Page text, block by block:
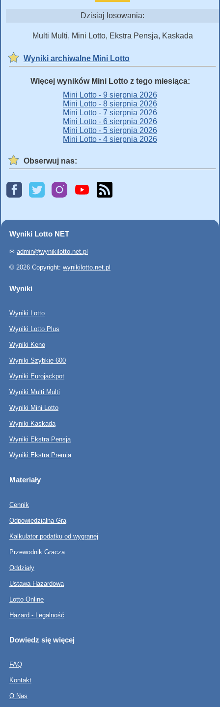
Dzisiaj losowania:
Multi Multi, Mini Lotto, Ekstra Pensja, Kaskada
Wyniki archiwalne Mini Lotto
Więcej wyników Mini Lotto z tego miesiąca:
Mini Lotto - 9 sierpnia 2026
Mini Lotto - 8 sierpnia 2026
Mini Lotto - 7 sierpnia 2026
Mini Lotto - 6 sierpnia 2026
Mini Lotto - 5 sierpnia 2026
Mini Lotto - 4 sierpnia 2026
Obserwuj nas:
Wyniki Lotto NET
✉ admin@wynikilotto.net.pl
© 2026 Copyright: wynikilotto.net.pl
Wyniki
Wyniki Lotto
Wyniki Lotto Plus
Wyniki Keno
Wyniki Szybkie 600
Wyniki Eurojackpot
Wyniki Multi Multi
Wyniki Mini Lotto
Wyniki Kaskada
Wyniki Ekstra Pensja
Wyniki Ekstra Premia
Materiały
Cennik
Odpowiedzialna Gra
Kalkulator podatku od wygranej
Przewodnik Gracza
Oddziały
Ustawa Hazardowa
Lotto Online
Hazard - Legalność
Dowiedz się więcej
FAQ
Kontakt
O Nas